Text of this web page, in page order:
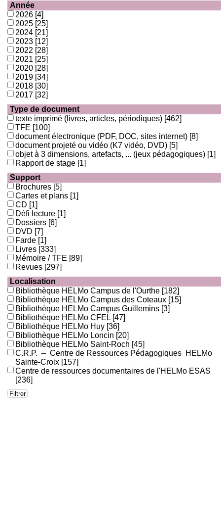
Année
2026 [4]
2025 [25]
2024 [21]
2023 [12]
2022 [28]
2021 [25]
2020 [28]
2019 [34]
2018 [30]
2017 [32]
Type de document
texte imprimé (livres, articles, périodiques) [462]
TFE [100]
document électronique (PDF, DOC, sites internet) [8]
document projeté ou vidéo (K7 vidéo, DVD) [5]
objet à 3 dimensions, artefacts, ... (jeux pédagogiques) [1]
Rapport de stage [1]
Support
Brochures [5]
Cartes et plans [1]
CD [1]
Défi lecture [1]
Dossiers [6]
DVD [7]
Farde [1]
Livres [333]
Mémoire / TFE [89]
Revues [297]
Localisation
Bibliothèque HELMo Campus de l'Ourthe [182]
Bibliothèque HELMo Campus des Coteaux [15]
Bibliothèque HELMo Campus Guillemins [3]
Bibliothèque HELMo CFEL [47]
Bibliothèque HELMo Huy [36]
Bibliothèque HELMo Loncin [20]
Bibliothèque HELMo Saint-Roch [45]
C.R.P. – Centre de Ressources Pédagogiques HELMo
Sainte-Croix [157]
Centre de ressources documentaires de l'HELMo ESAS
[236]